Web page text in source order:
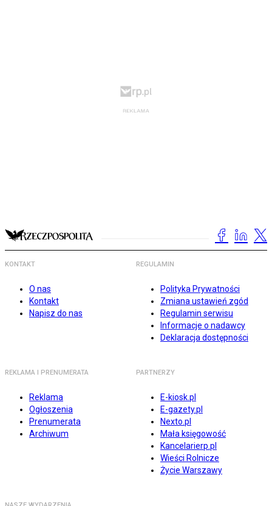
KONTAKT
O nas
Kontakt
Napisz do nas
REGULAMIN
Polityka Prywatności
Zmiana ustawień zgód
Regulamin serwisu
Informacje o nadawcy
Deklaracja dostępności
REKLAMA I PRENUMERATA
Reklama
Ogłoszenia
Prenumerata
Archiwum
PARTNERZY
E-kiosk.pl
E-gazety.pl
Nexto.pl
Mała księgowość
Kancelarierp.pl
Wieści Rolnicze
Życie Warszawy